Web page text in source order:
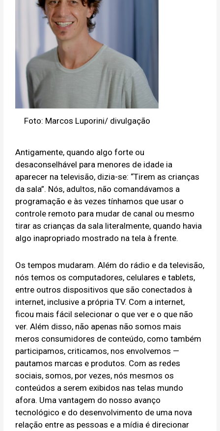
Foto: Marcos Luporini/ divulgação
Antigamente, quando algo forte ou
desaconselhável para menores de idade ia
aparecer na televisão, dizia-se: “Tirem as crianças
da sala”. Nós, adultos, não comandávamos a
programação e às vezes tínhamos que usar o
controle remoto para mudar de canal ou mesmo
tirar as crianças da sala literalmente, quando havia
algo inapropriado mostrado na tela à frente.
Os tempos mudaram. Além do rádio e da televisão,
nós temos os computadores, celulares e tablets,
entre outros dispositivos que são conectados à
internet, inclusive a própria TV. Com a internet,
ficou mais fácil selecionar o que ver e o que não
ver. Além disso, não apenas não somos mais
meros consumidores de conteúdo, como também
participamos, criticamos, nos envolvemos —
pautamos marcas e produtos. Com as redes
sociais, somos, por vezes, nós mesmos os
conteúdos a serem exibidos nas telas mundo
afora. Uma vantagem do nosso avanço
tecnológico e do desenvolvimento de uma nova
relação entre as pessoas e a mídia é direcionar